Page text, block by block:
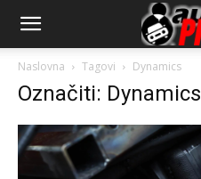
AutopressHR
Naslovna Tagovi Dynamics
Označiti: Dynamics